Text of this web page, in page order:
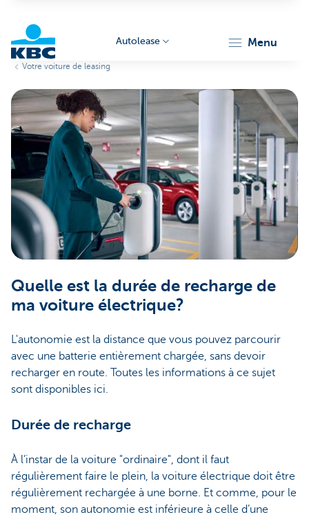
Corporate
Autolease menu
Votre voiture de leasing
Quelle est la durée de recharge de
ma voiture électrique?
L'autonomie est la distance que vous pouvez parcourir
avec une batterie entièrement chargée, sans devoir
recharger en route. Toutes les informations à ce sujet
sont disponibles ici.
Durée de recharge
À l’instar de la voiture "ordinaire", dont il faut
régulièrement faire le plein, la voiture électrique doit être
régulièrement rechargée à une borne. Et comme, pour le
moment, son autonomie est inférieure à celle d’une